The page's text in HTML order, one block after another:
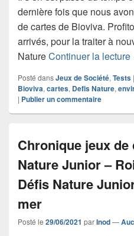
dernière fois que nous
de cartes de Bioviva.
arrivés, pour la traiter à
NatureContinuer la lecture
Posté dansJeux de Société, Tests |
Bioviva, cartes, Defis Nature,
| Publier un commentaire
Chronique jeux
Nature Junior –
Défis Nature
mer
Posté le 29/06/2021 parInod—